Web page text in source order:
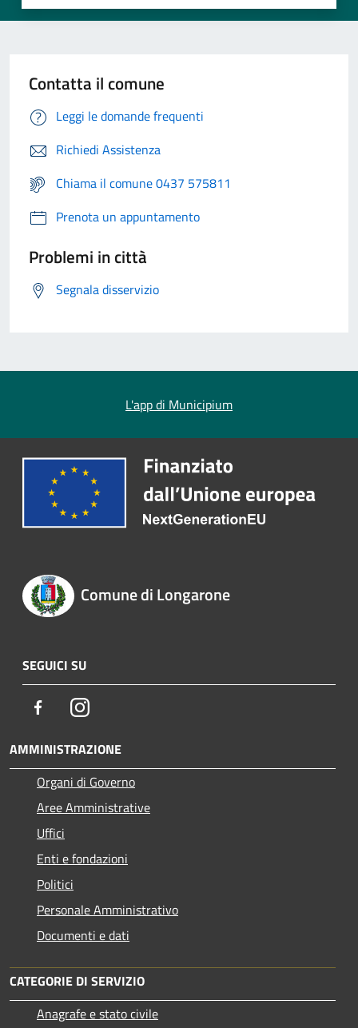
Contatta il comune
Leggi le domande frequenti
Richiedi Assistenza
Chiama il comune 0437 575811
Prenota un appuntamento
Problemi in città
Segnala disservizio
L'app di Municipium
Comune di Longarone
SEGUICI SU
FacebookInstagram
AMMINISTRAZIONE
Organi di Governo
Aree Amministrative
Uffici
Enti e fondazioni
Politici
Personale Amministrativo
Documenti e dati
CATEGORIE DI SERVIZIO
Anagrafe e stato civile